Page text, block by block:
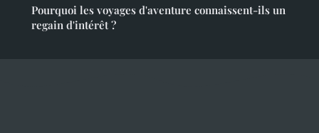
Pourquoi les voyages d'aventure connaissent-ils un
regain d'intérêt ?